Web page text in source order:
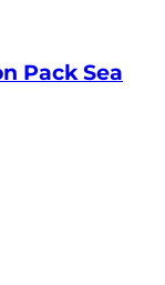
Pack Sea